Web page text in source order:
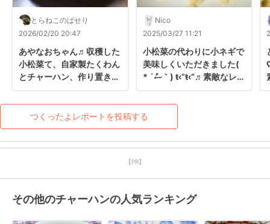
とらねこのぱせり
2026/02/20 20:47
あやなおちゃん♬収穫した
小松菜て、自家製たくわん
とチャーハン、作り置きに
みです♥
レポありがとうございます
(⁠◕⁠ᴗ⁠◕⁠✿⁠)
Nico
2025/03/27 11:21
小松菜の代わりに小ネギで
美味しくいただきました(
* ´ސު｀) ŧ‹”ŧ‹”♬素敵なレシ
つくったよレポートを投稿する
【PR】
その他のチャーハンの人気ランキング